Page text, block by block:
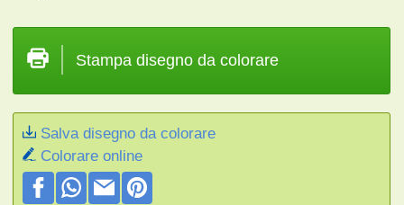
Stampa disegno da colorare
Salva disegno da colorare
Colorare online